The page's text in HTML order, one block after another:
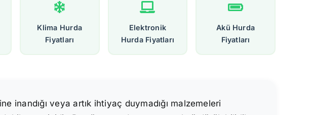
Klima Hurda
Fiyatları
Elektronik
Hurda Fiyatları
Akü Hurda
Fiyatları
inandığı veya artık ihtiyaç duymadığı malzemeleri